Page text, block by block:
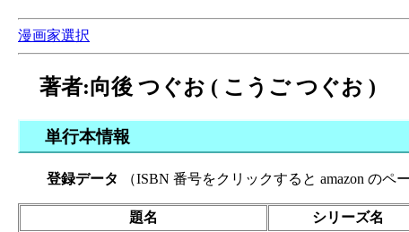
漫画家選択
著者:向後 つぐお ( こうご つぐお )
単行本情報
登録データ （ISBN 番号をクリックすると amazon のペ
題名 シリーズ名